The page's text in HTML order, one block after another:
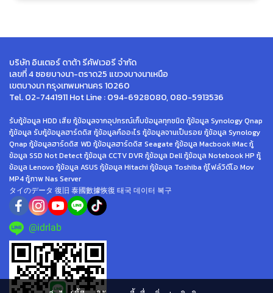
บริษัท อินเตอร์ ดาต้า รีคัฟเวอรี จำกัด
เลขที่ 4 ซอยบางนา-ตราด25 แขวงบางนาเหนือ
เขตบางนา กรุงเทพมหานคร 10260
Tel. 02-7441911 Hot Line : 094-6928080, 080-5913536
รับกู้ข้อมูล HDD เสีย กู้ข้อมูลจากอุปกรณ์เก็บข้อมูลทุกชนิด กู้ข้อมูล Synology Qnap
กู้ข้อมูล รับกู้ข้อมูลฮาร์ดดิส กู้ข้อมูลคืออะไร กู้ข้อมูลจานเป็นรอย กู้ข้อมูล Synology
Qnap กู้ข้อมูลฮาร์ดดิส WD กู้ข้อมูลฮาร์ดดิส Seagate กู้ข้อมูล Macbook iMac กู้
ข้อมูล SSD Not Detect กู้ข้อมูล CCTV DVR กู้ข้อมูล Dell กู้ข้อมูล Notebook HP กู้
ข้อมูล Lenovo กู้ข้อมูล ASUS กู้ข้อมูล Hitachi กู้ข้อมูล Toshiba กู้ไฟล์วิดีโอ Mov
MP4 กู้ภาพ Nas Server
タイのデータ 復旧 泰國數據恢復 태국 데이터 복구
@idrlab